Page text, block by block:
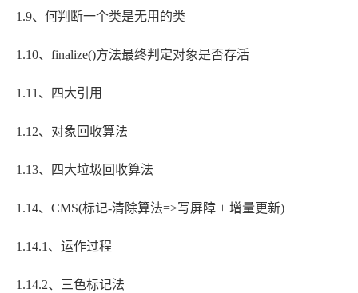
1.9、何判断一个类是无用的类
1.10、finalize()方法最终判定对象是否存活
1.11、四大引用
1.12、对象回收算法
1.13、四大垃圾回收算法
1.14、CMS(标记-清除算法=>写屏障 + 增量更新)
1.14.1、运作过程
1.14.2、三色标记法